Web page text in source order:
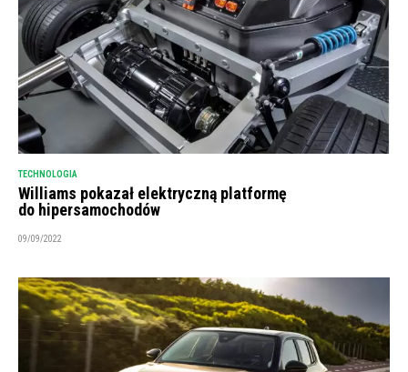
TECHNOLOGIA
Williams pokazał elektryczną platformę
do hipersamochodów
09/09/2022